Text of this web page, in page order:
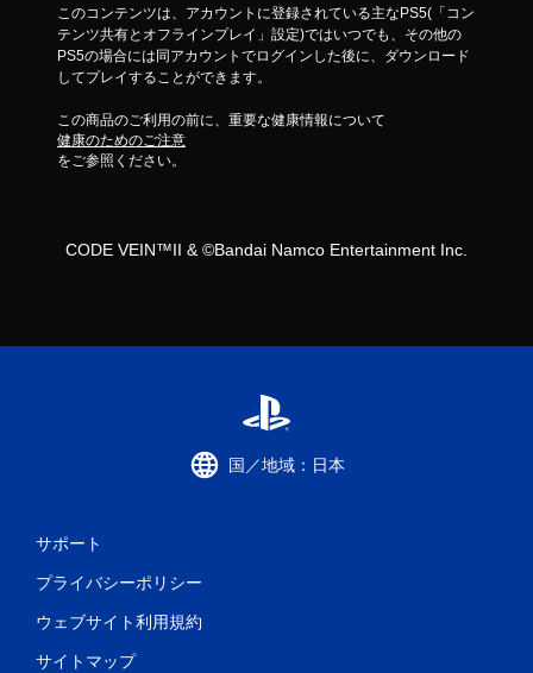
このコンテンツは、アカウントに登録されている主なPS5(「コン
テンツ共有とオフラインプレイ」設定)ではいつでも、その他の
PS5の場合には同アカウントでログインした後に、ダウンロード
してプレイすることができます。
この商品のご利用の前に、重要な健康情報について
健康のためのご注意
をご参照ください。
CODE VEIN™II & ©Bandai Namco Entertainment Inc.
国／地域：日本
サポート
プライバシーポリシー
ウェブサイト利用規約
サイトマップ